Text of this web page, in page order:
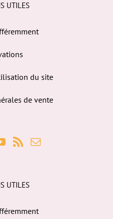
UTILES
du site
de vente
UTILES